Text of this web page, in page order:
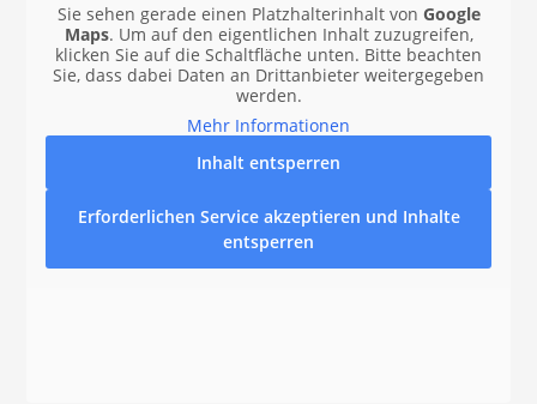
Sie sehen gerade einen Platzhalterinhalt von Google
Maps. Um auf den eigentlichen Inhalt zuzugreifen,
klicken Sie auf die Schaltfläche unten. Bitte beachten
Sie, dass dabei Daten an Drittanbieter weitergegeben
werden.
Mehr Informationen
Inhalt entsperren
Erforderlichen Service akzeptieren und Inhalte
entsperren